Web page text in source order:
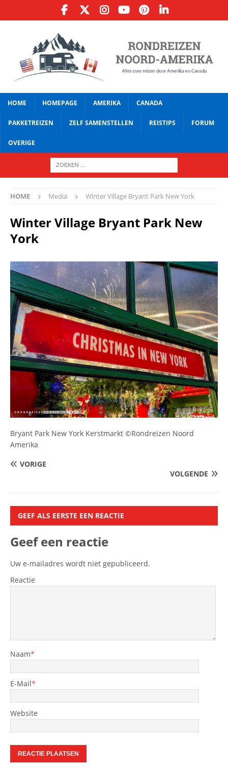
HOME HOMEPAGE AMERIKA CANADA
PAKKETREIZEN ZELF SAMENSTELLEN REISTIPS FORUM
OVERIGE
HOME Media Winter Village Bryant Park New York
Winter Village Bryant Park New
York
Bryant Park New York Kerstmarkt ©Rondreizen Noord
Amerika
VORIGE
VOLGENDE
GEEF ALS EERSTE EEN REACTIE
Geef een reactie
Uw e-mailadres wordt niet gepubliceerd.
Reactie
Naam*
E-Mail*
Website